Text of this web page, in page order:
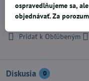
0,32 €
Pridať k Obľúbeným
Diskusia 0
ospravedlňujeme sa,
objednávať. Za